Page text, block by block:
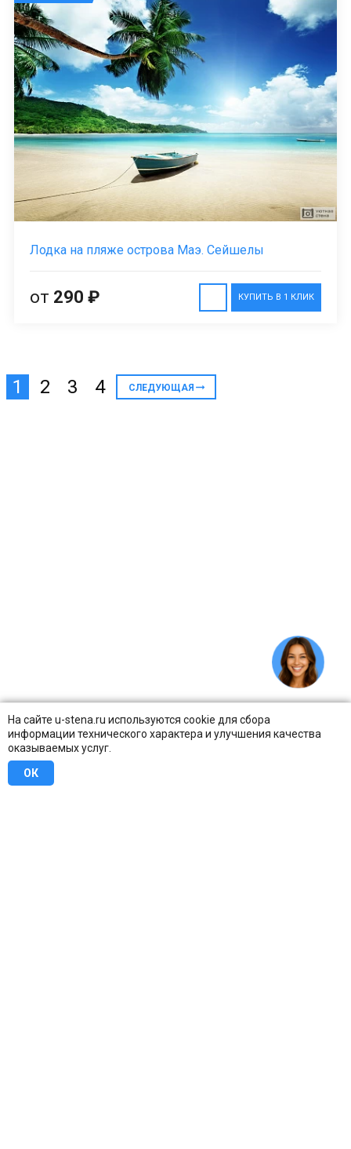
На сайте u-stena.ru используются cookie для сбора
информации технического характера и улучшения качества
оказываемых услуг.
ОК
Лодка на пляже острова Маэ. Сейшелы
КУПИТЬ В 1 КЛИК
от 290 ₽
1 2 3 4 СЛЕДУЮЩАЯ